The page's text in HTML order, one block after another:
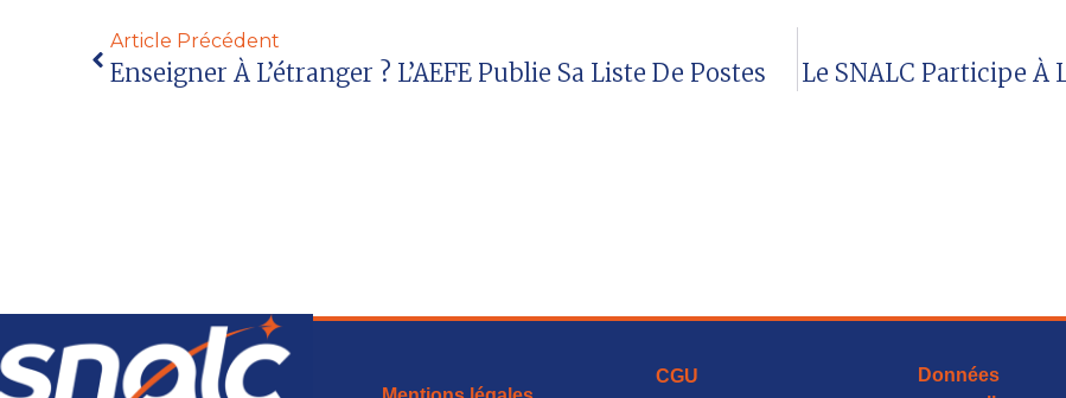
Article Précédent
Enseigner À L’étranger ? L’AEFE Publie Sa Liste De Postes Le SNALC Participe À
CGU
Données